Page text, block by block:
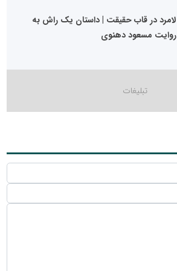
لامرد در قاب حقیقت | داستان یک راش به
روایت مسعود دهنوی